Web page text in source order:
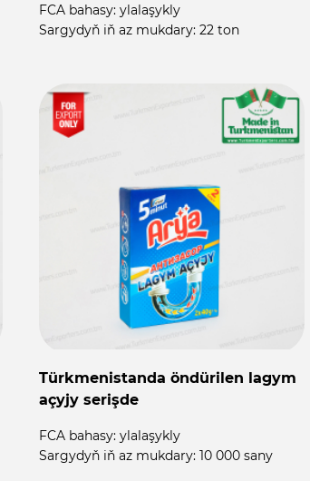
FCA bahasy: ylalaşykly
Sargydyň iň az mukdary: 22 ton
Türkmenistanda öndürilen lagym
açyjy serişde
FCA bahasy: ylalaşykly
Sargydyň iň az mukdary: 10 000 sany